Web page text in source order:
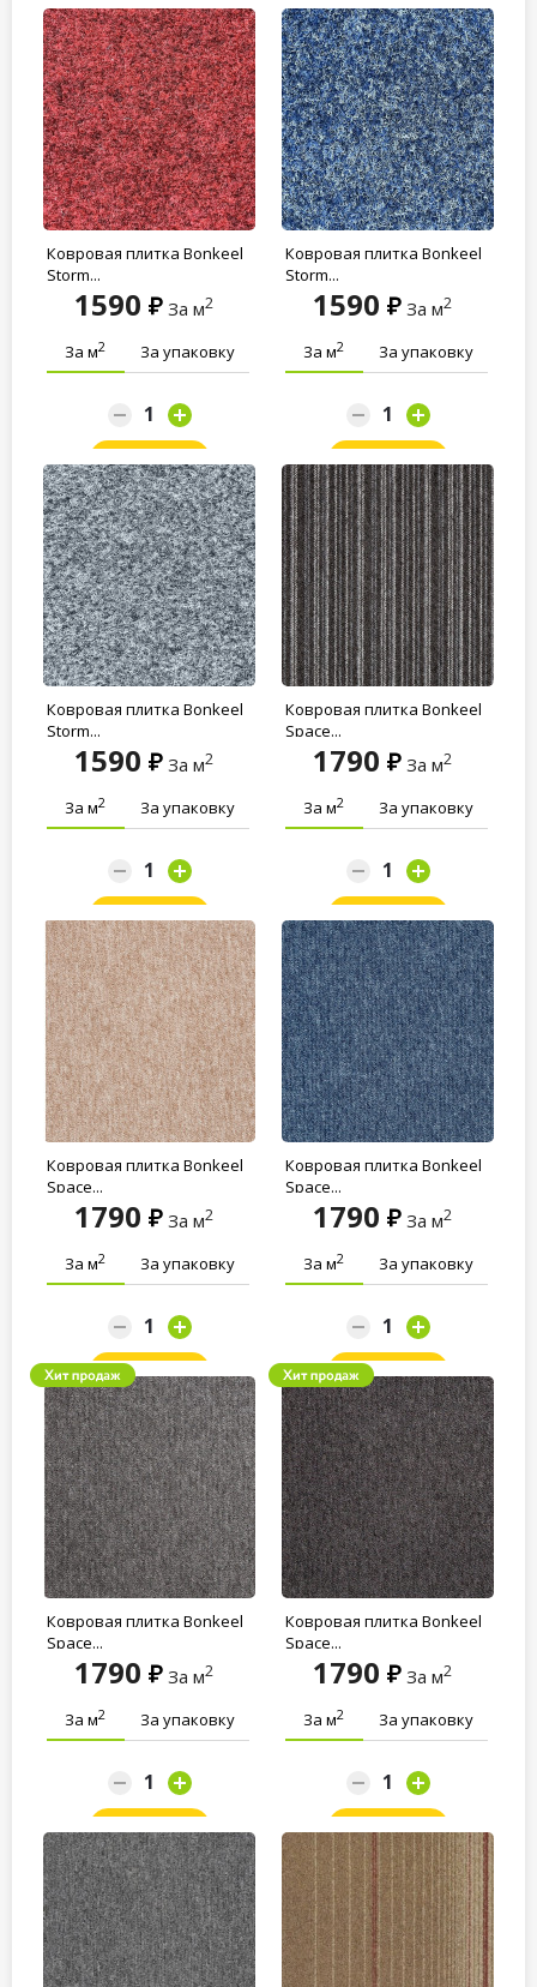
Ковровая плитка Bonkeel
Storm...
1590 За м2
За м2 За упаковку
Ковровая плитка Bonkeel
Storm...
1590 За м2
За м2 За упаковку
Ковровая плитка Bonkeel
Storm...
1590 За м2
За м2 За упаковку
Ковровая плитка Bonkeel
Space...
1790 За м2
За м2 За упаковку
Ковровая плитка Bonkeel
Space...
1790 За м2
За м2 За упаковку
Заказать
Ковровая плитка Bonkeel
Space...
1790 За м2
За м2 За упаковку
Заказать
Ковровая плитка Bonkeel
Space...
1790 За м2
За м2 За упаковку
Ковровая плитка Bonkeel
Space...
1790 За м2
За м2 За упаковку